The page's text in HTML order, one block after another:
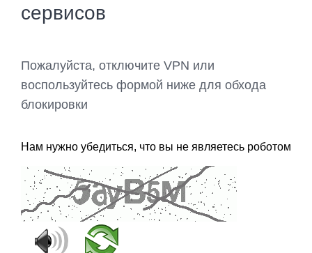
сервисов
Пожалуйста, отключите VPN или
воспользуйтесь формой ниже для обхода
блокировки
Нам нужно убедиться, что вы не являетесь роботом